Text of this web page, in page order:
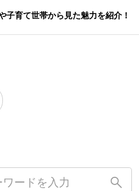
子育て世帯から見た魅力を紹介！